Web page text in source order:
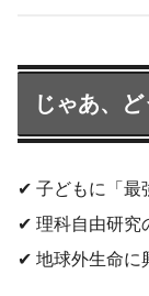
じゃあ、
✔ 子どもに「最
✔ 理科自由研究
✔ 地球外生命に